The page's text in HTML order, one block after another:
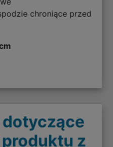
chroniące przed
dotyczące
z